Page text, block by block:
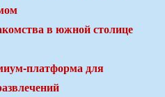
в южной столице
платформа для